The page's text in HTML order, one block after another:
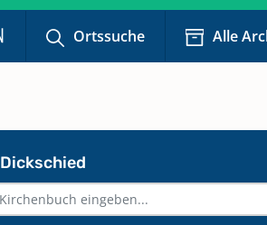
Ortssuche Alle
Dickschied